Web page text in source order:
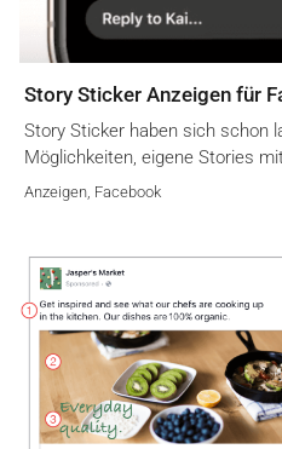
Story Sticker Anzeigen für
Story Sticker haben sich schon
Möglichkeiten, eigene Stories
Anzeigen, Facebook